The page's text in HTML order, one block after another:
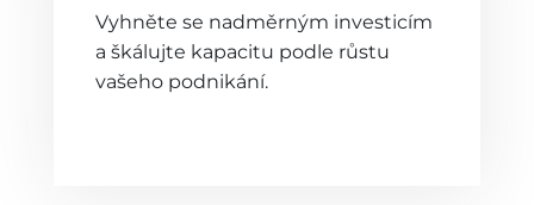
Vyhněte se nadměrným investicím
a škálujte kapacitu podle růstu
vašeho podnikání.